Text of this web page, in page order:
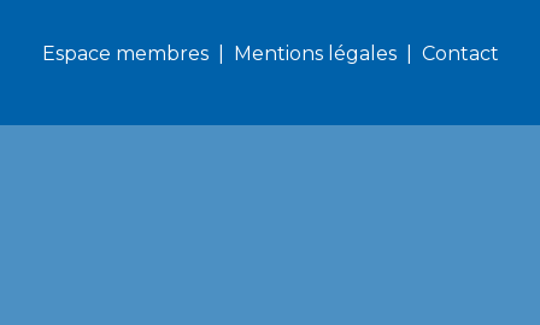
Espace membres Mentions légales Contact